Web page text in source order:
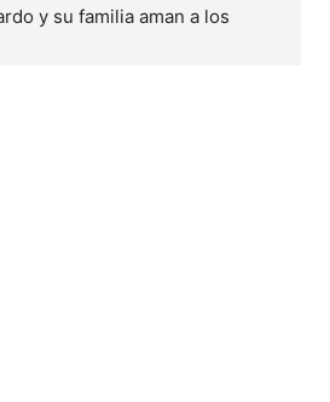
y su familia aman a los